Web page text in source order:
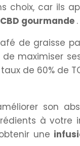
choix, car ils
gourmande .
de graisse
maximiser
de 60% de
son
à votre
une